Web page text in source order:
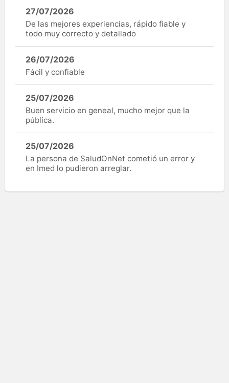
27/07/2026
De las mejores experiencias, rápido fiable y
todo muy correcto y detallado
26/07/2026
Fácil y confiable
25/07/2026
Buen servicio en geneal, mucho mejor que la
pública.
25/07/2026
La persona de SaludOnNet cometió un error y
en Imed lo pudieron arreglar.